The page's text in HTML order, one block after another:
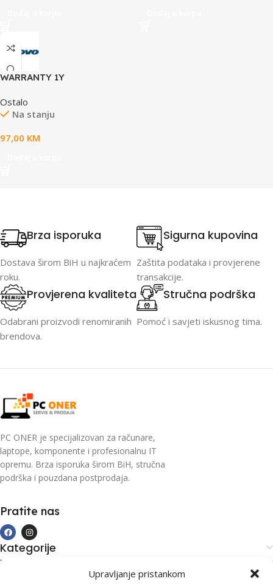
Upravljanje pristankom
WARRANTY 1Y
Yoga PRO, Yoga Slim,
IdeaPad Slim, Legion
Ostalo
Na stanju
97,00 KM
Brza isporuka
Dostava širom BiH u najkraćem
roku.
Sigurna kupovina
Zaštita podataka i provjerene
transakcije.
Provjerena kvaliteta
Odabrani proizvodi renomiranih
brendova.
Stručna podrška
Pomoć i savjeti iskusnog tima.
PC ONER je specijalizovan za računare,
laptope, komponente i profesionalnu IT
opremu. Brza isporuka širom BiH, stručna
podrška i pouzdana postprodaja.
Pratite nas
Kategorije
Kupovina i podrška